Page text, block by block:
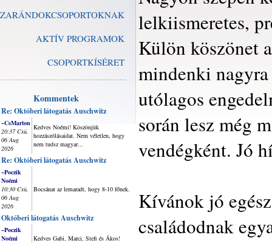
ZARÁNDOKCSOPORTOKNAK
AKTÍV PROGRAMOK
CSOPORTKÍSÉRET
Kommentek
Re: Októberi látogatás Auschwitz
~CsMarton
20:37 Csü,
06 Aug
2026
Kedves Noémi! Köszönjük
hozzászólásaidat. Nem véletlen, hogy
nem tudsz magyar...
Re: Októberi látogatás Auschwitz
~Poczik
Noémi
10:30 Csü,
06 Aug
2026
Bocsánat az lemaradt, hogy 8-10 főnek.
Októberi látogatás Auschwitz
~Poczik
Noémi
Kedves Gabi, Marci, Stefi és Ákos!
lelkiismeretes,
Külön köszönet
mindenki nagyra
utólagos
során lesz még
vendégként. Jó
Kívánok jó
családodnak